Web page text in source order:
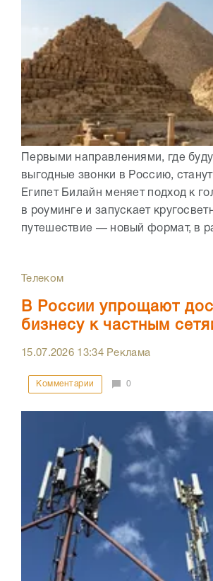
Первыми направлениями, где
выгодные звонки в Россию,
Египет Билайн меняет подход к
в роуминге и запускает
путешествие — новый формат, в
Телеком
В России упрощают
бизнесу к частным
15.07.2026 13:34Реклама
Комментарии 0